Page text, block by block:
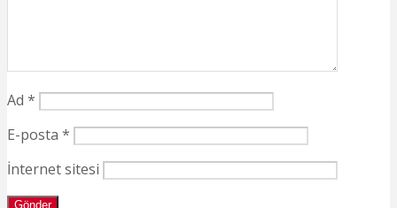
Ad *
E-posta *
İnternet sitesi